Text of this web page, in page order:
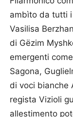
ambìto da tutti
Vasilisa
di Gëzim
emergenti
Sagona,
di voci bianche
regista Vizioli
allestimento